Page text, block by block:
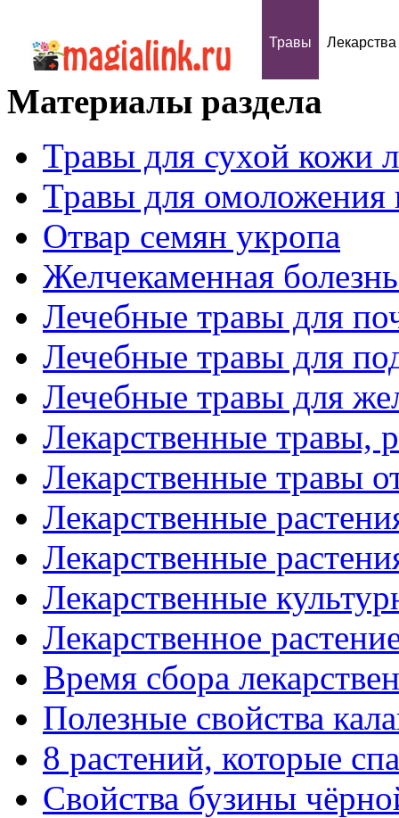
Травы Лекарства
Материалы раздела
Травы для сухой кожи
Травы для омоложения
Отвар семян укропа
Желчекаменная
Лечебные травы для
Лечебные травы для
Лечебные травы для
Лекарственные травы,
Лекарственные травы
Лекарственные
Лекарственные
Лекарственные
Лекарственное
Время сбора
Полезные свойства
8 растений, которые
Свойства бузины